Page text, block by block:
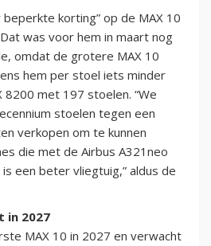
beperkte korting” op de MAX 10
was voor hem in maart nog
omdat de grotere MAX 10
hem per stoel iets minder
met 197 stoelen. “We
stoelen tegen een
verkopen om te kunnen
die met de Airbus A321neo
een beter vliegtuig,” aldus de
in 2027
MAX 10 in 2027 en verwacht